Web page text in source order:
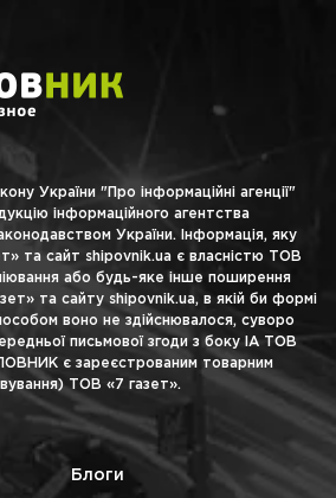
України "Про інформаційні агенції"
інформаційного агентства
України. Інформація, яку
та сайт shipovnik.ua є власністю ТОВ
або будь-яке інше поширення
та сайту shipovnik.ua, в якій би формі
воно не здійснювалося, суворо
письмової згоди з боку ІА ТОВ
є зареєстрованим товарним
ТОВ «7 газет».
Блоги